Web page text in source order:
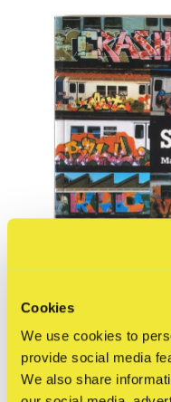
Cookies
We use cookies to
provide social media
We also share